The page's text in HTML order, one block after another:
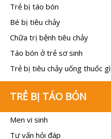
Trẻ bị táo bón
Bé bị tiêu chảy
Chữa trị bệnh tiêu chảy
Táo bón ở trẻ sơ sinh
Trẻ bị tiêu chảy uống thuốc gì
TRẺ BỊ TÁO BÓN
Men vi sinh
Tư vấn hỏi đáp